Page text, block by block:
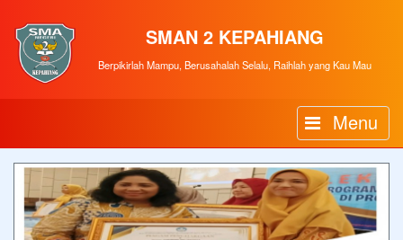
SMAN 2 KEPAHIANG
Berpikirlah Mampu, Berusahalah Selalu, Raihlah yang Kau Mau
Menu